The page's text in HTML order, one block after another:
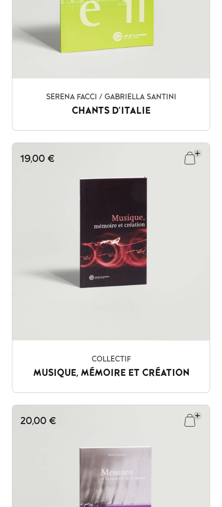
SERENA FACCI / GABRIELLA SANTINI
CHANTS D'ITALIE
19,00 €
COLLECTIF
MUSIQUE, MÉMOIRE ET CRÉATION
20,00 €